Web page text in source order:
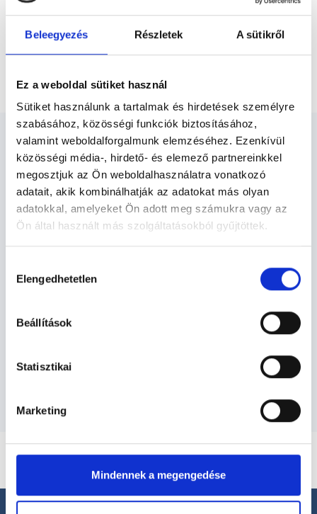
Beleegyezés Részletek A sütikről
Ez a weboldal sütiket használ
Sütiket használunk a tartalmak és hirdetések személyre
szabásához, közösségi funkciók biztosításához,
valamint weboldalforgalmunk elemzéséhez. Ezenkívül
közösségi média-, hirdető- és elemező partnereinkkel
megosztjuk az Ön weboldalhasználatra vonatkozó
adatait, akik kombinálhatják az adatokat más olyan
adatokkal, amelyeket Ön adott meg számukra vagy az
Ön által használt más szolgáltatásokból gyűjtöttek.
szabályzat:https://foglaljorvost.hu/info/foglaljorvost-
kiválasztása
Elengedhetetlen
Beállítások
Statisztikai
Marketing
Mindennek a megengedése
Főoldal Lézergyógyász
Lézergyógyász -
Lézergyógyászat
KAPCSOLÓDÓ SZAKTERÜLETEK
Szolgáltatások
Budapesti és vidéki lézergyógyász orvosok